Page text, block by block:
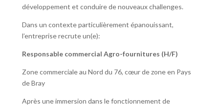
développement et conduire de nouveaux challenges.
Dans un contexte particulièrement épanouissant,
l’entreprise recrute un(e):
Responsable commercial Agro-fournitures (H/F)
Zone commerciale au Nord du 76, cœur de zone en Pays
de Bray
Après une immersion dans le fonctionnement de